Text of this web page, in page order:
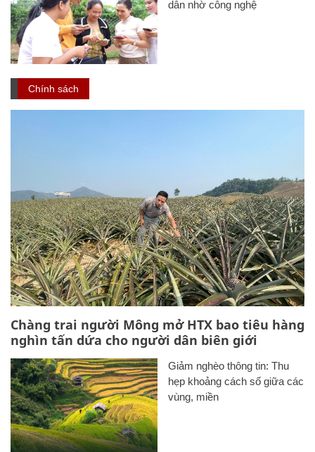
dân nhờ công nghệ
Chính sách
Chàng trai người Mông mở HTX bao tiêu hàng
nghìn tấn dứa cho người dân biên giới
Giảm nghèo thông tin: Thu
hẹp khoảng cách số giữa các
vùng, miền